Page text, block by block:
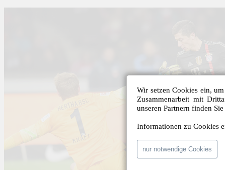
Wir setzen Cookies ein,
Zusammenarbeit mit
unseren Partnern finden
Informationen zu Cookies
nur notwendige Cookies